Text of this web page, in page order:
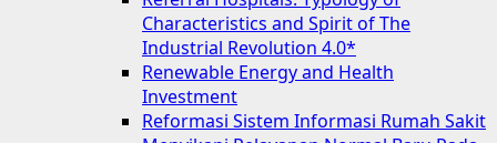
Characteristics and Spirit of The
Industrial Revolution 4.0*
Renewable Energy and Health
Investment
Reformasi Sistem Informasi Rumah Sakit